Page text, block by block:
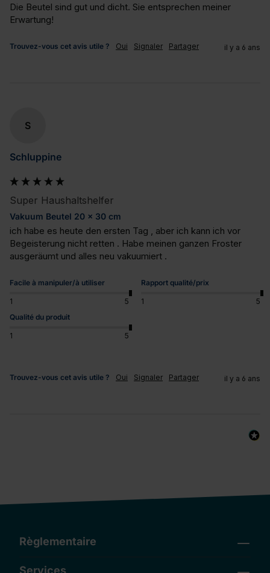
Die Beutel sind gut und dicht. Sie entsprechen meiner
Erwartung!
Trouvez-vous cet avis utile ? Oui Signaler Partager il y a 6 ans
S
Schluppine
Super Haushaltshelfer
Vakuum Beutel 20 x 30 cm
ich habe es heute den ersten Tag , aber ich kann ich vor
Begeisterung nicht retten . Habe meinen ganzen Froster
ausgeräumt und alles neu vakuumiert .
Facile à manipuler/à utiliser
1 5
Rapport qualité/prix
1
5
Qualité du produit
1 5
Trouvez-vous cet avis utile ? Oui Signaler Partager il y a 6 ans
Règlementaire
Services